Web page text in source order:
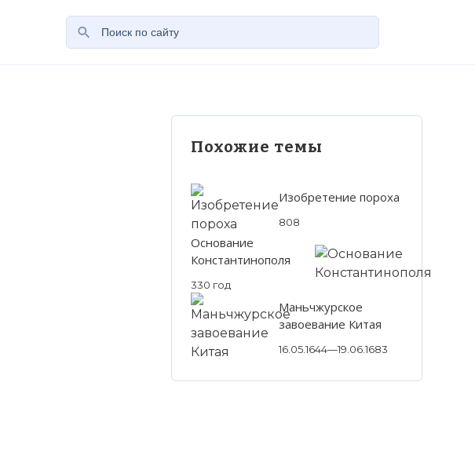
Похожие темы
Изобретение пороха
808
Основание
Константинополя
330 год
Маньчжурское
завоевание Китая
16.05.1644—19.06.1683